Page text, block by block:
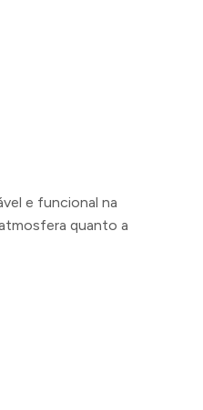
e funcional na
quanto a